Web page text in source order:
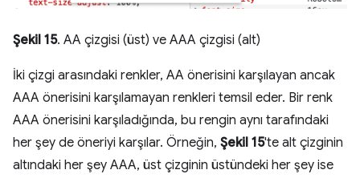
Şekil 15. AA çizgisi (üst) ve AAA çizgisi (alt)
İki çizgi arasındaki renkler, AA önerisini karşılayan ancak
AAA önerisini karşılamayan renkleri temsil eder. Bir renk
AAA önerisini karşıladığında, bu rengin aynı tarafındaki
her şey de öneriyi karşılar. Örneğin, Şekil 15'te alt çizginin
altındaki her şey AAA, üst çizginin üstündeki her şey ise